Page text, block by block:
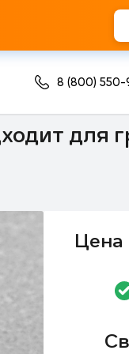
8 (800) 550-
для
Цена